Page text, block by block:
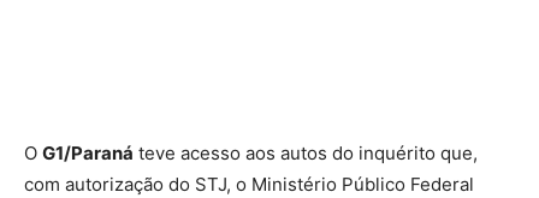
O G1/Paraná teve acesso aos autos do inquérito que,
com autorização do STJ, o Ministério Público Federal